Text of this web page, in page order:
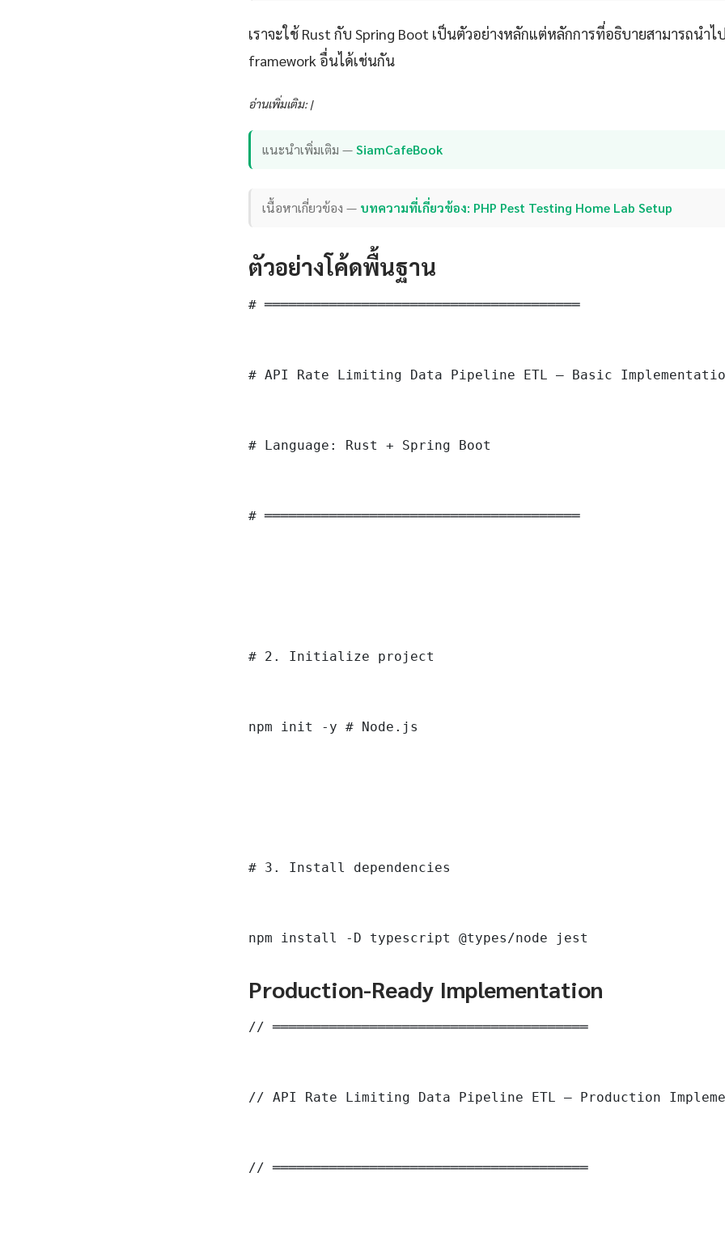
เราจะใช้ Rust กับ Spring Boot เป็นตัวอย่างหลักแต่หลักการที่อธิบายสามารถนำ
framework อื่นได้เช่นกัน
อ่านเพิ่มเติม: |
แนะนำเพิ่มเติม —SiamCafeBook
เนื้อหาเกี่ยวข้อง — บทความที่เกี่ยวข้อง: PHP Pest Testing Home Lab Setup
ตัวอย่างโค้ดพื้นฐาน
# ═══════════════════════════════════════
# API Rate Limiting Data Pipeline ETL — Basic
# Language: Rust + Spring Boot
# ═══════════════════════════════════════
# 2. Initialize project
npm init -y # Node.js
# 3. Install dependencies
npm install -D typescript @types/node jest
Production-Ready Implementation
// ═══════════════════════════════════════
// API Rate Limiting Data Pipeline ETL — Production
// ═══════════════════════════════════════